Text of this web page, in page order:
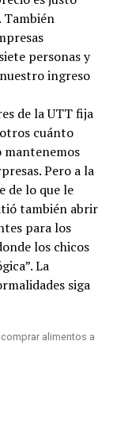
personas y
ingreso
de la UTT fija
cuánto
mantenemos
Pero a la
de lo que le
también abrir
para los
los chicos
La
siga